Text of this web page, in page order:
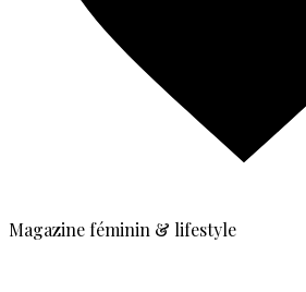
Magazine féminin & lifestyle